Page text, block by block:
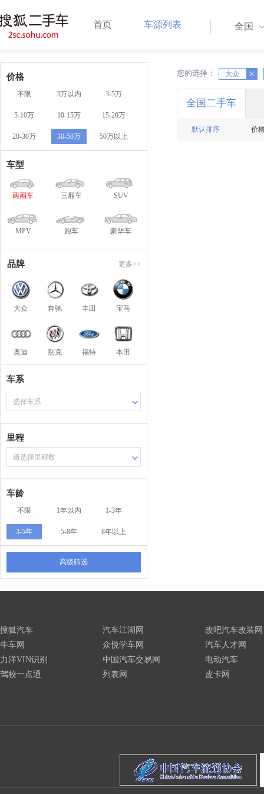
首页 车源列表 全国
价格
不限 3万以内 3-5万
5-10万 10-15万 15-20万
20-30万 30-50万 50万以上
车型
两厢车 三厢车 SUV
MPV 跑车 豪华车
品牌 更多>>
大众 奔驰 丰田 宝马
奥迪 别克 福特 本田
车系
选择车系
里程
请选择里程数
车龄
不限 1年以内 1-3年
3-5年 5-8年 8年以上
高级筛选
您的选择： 大众
X X
全国二手车
默认排序 价
搜狐汽车
牛车网
力洋VIN识别
驾校一点通
汽车江湖网
众悦学车网
中国汽车交易网
列表网
改吧汽车改装网
汽车人才网
电动汽车
皮卡网